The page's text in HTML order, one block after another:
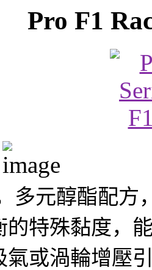
Pro F1
多元醇酯配
的特殊黏度，
氣或渦輪增壓